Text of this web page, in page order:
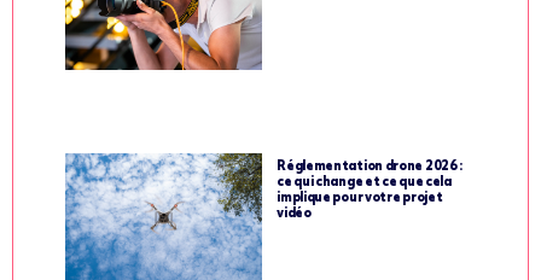
Réglementation drone 2026 :
ce qui change et ce que cela
implique pour votre projet
vidéo